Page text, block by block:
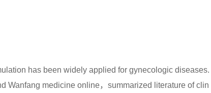
has been widely applied for gynecologic diseases.
Wanfang medicine online，summarized literature of clin